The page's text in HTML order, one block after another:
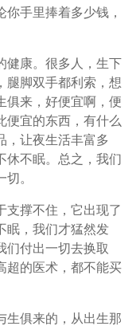
手里捧着多少钱，
健康。很多人，生下
腿脚双手都利索，想
俱来，好便宜啊，便
便宜的东西，有什么
，让夜生活丰富多
休不眠。总之，我们
。
支撑不住，它出现了
眠，我们才猛然发
们付出一切去换取
超的医术，都不能买
生俱来的，从出生那